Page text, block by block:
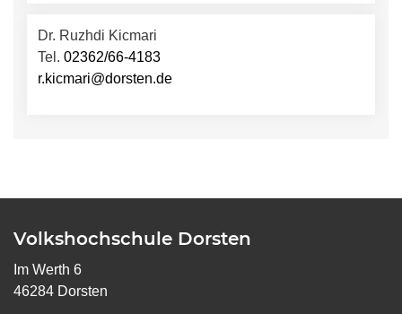
Dr. Ruzhdi Kicmari
Tel. 02362/66-4183
r.kicmari@dorsten.de
Volkshochschule Dorsten
Im Werth 6
46284 Dorsten